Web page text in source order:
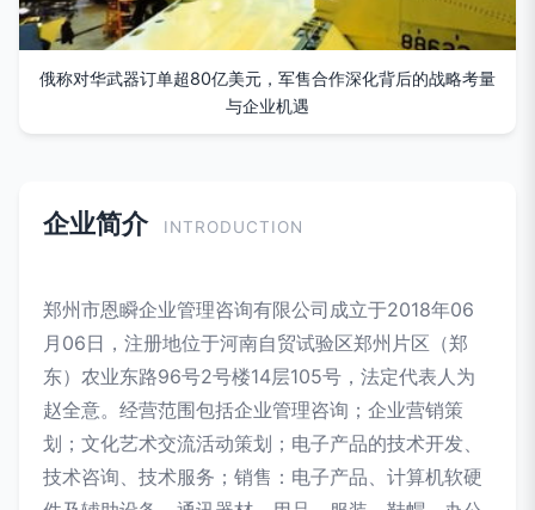
俄称对华武器订单超80亿美元，军售合作深化背后的战略考量
与企业机遇
企业简介 INTRODUCTION
郑州市恩瞬企业管理咨询有限公司成立于2018年06
月06日，注册地位于河南自贸试验区郑州片区（郑
东）农业东路96号2号楼14层105号，法定代表人为
赵全意。经营范围包括企业管理咨询；企业营销策
划；文化艺术交流活动策划；电子产品的技术开发、
技术咨询、技术服务；销售：电子产品、计算机软硬